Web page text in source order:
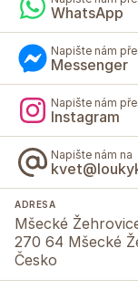
WhatsApp
Napište nám
Messenger
Napište nám
Instagram
Napište nám na
ADRESA
Mšecké
270 64 Mšecké
Česko